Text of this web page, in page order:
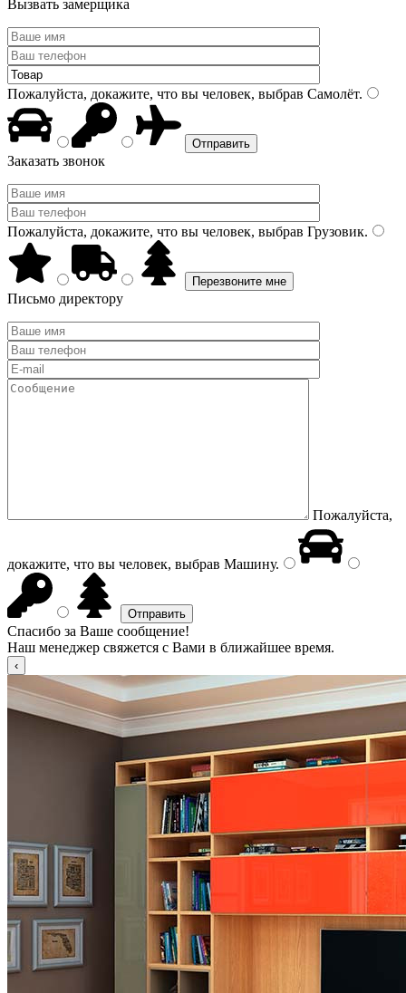
Вызвать замерщика
Пожалуйста, докажите, что вы человек, выбрав Самолёт.
Заказать звонок
Пожалуйста, докажите, что вы человек, выбрав Грузовик.
Письмо директору
Пожалуйста,
докажите, что вы человек, выбрав Машину.
Спасибо за Ваше сообщение!
Наш менеджер свяжется с Вами в ближайшее время.